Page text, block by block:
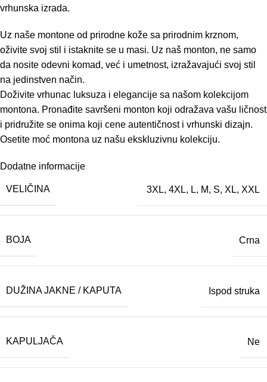
vrhunska izrada.
Uz naše montone od prirodne kože sa prirodnim krznom,
oživite svoj stil i istaknite se u masi. Uz naš monton, ne samo
da nosite odevni komad, već i umetnost, izražavajući svoj stil
na jedinstven način.
Doživite vrhunac luksuza i elegancije sa našom kolekcijom
montona. Pronađite savršeni monton koji odražava vašu ličnost
i pridružite se onima koji cene autentičnost i vrhunski dizajn.
Osetite moć montona uz našu ekskluzivnu kolekciju.
Dodatne informacije
VELIČINA 3XL, 4XL, L, M, S, XL, XXL
BOJA Crna
DUŽINA JAKNE / KAPUTA Ispod struka
KAPULJAČA Ne